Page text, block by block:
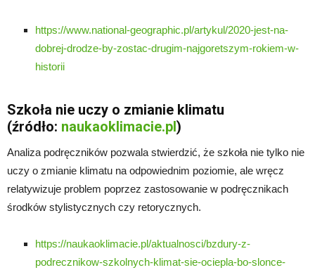
https://www.national-geographic.pl/artykul/2020-jest-na-
dobrej-drodze-by-zostac-drugim-najgoretszym-rokiem-w-
historii
Szkoła nie uczy o zmianie klimatu
(źródło: naukaoklimacie.pl)
Analiza podręczników pozwala stwierdzić, że szkoła nie tylko nie
uczy o zmianie klimatu na odpowiednim poziomie, ale wręcz
relatywizuje problem poprzez zastosowanie w podręcznikach
środków stylistycznych czy retorycznych.
https://naukaoklimacie.pl/aktualnosci/bzdury-z-
podrecznikow-szkolnych-klimat-sie-ociepla-bo-slonce-